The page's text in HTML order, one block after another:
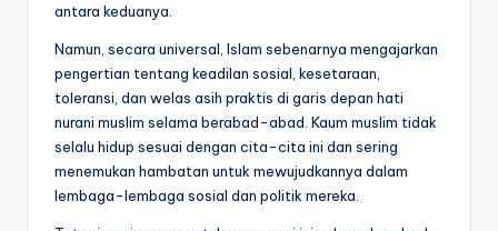
antara keduanya.
Namun, secara universal, Islam sebenarnya mengajarkan
pengertian tentang keadilan sosial, kesetaraan,
toleransi, dan welas asih praktis di garis depan hati
nurani muslim selama berabad-abad. Kaum muslim tidak
selalu hidup sesuai dengan cita-cita ini dan sering
menemukan hambatan untuk mewujudkannya dalam
lembaga-lembaga sosial dan politik mereka.